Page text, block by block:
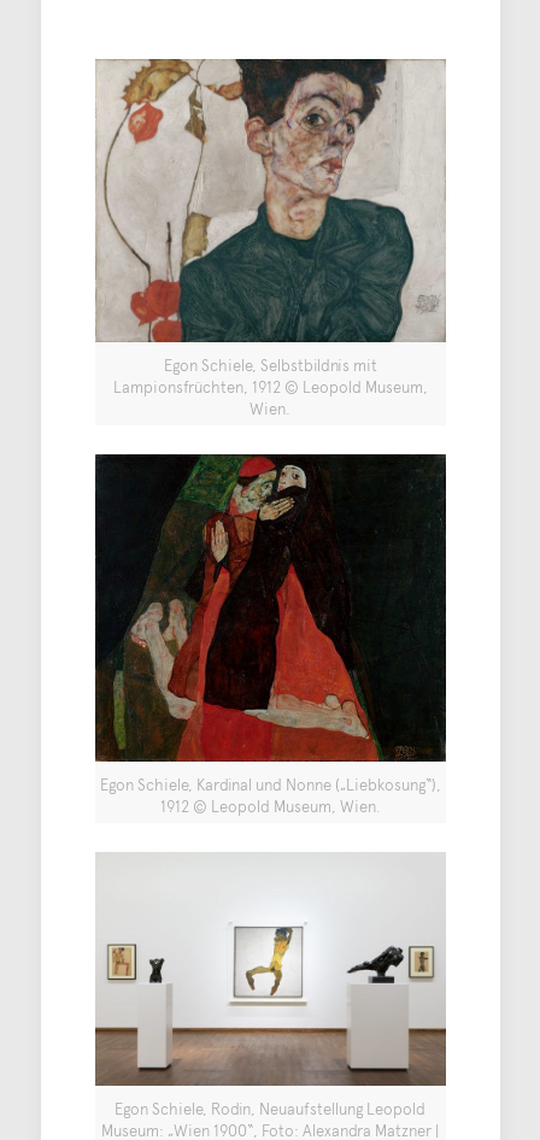
Egon Schiele, Selbstbildnis mit
Lampionsfrüchten, 1912 © Leopold Museum,
Wien.
Egon Schiele, Kardinal und Nonne („Liebkosung“),
1912 © Leopold Museum, Wien.
Egon Schiele, Rodin, Neuaufstellung Leopold
Museum: „Wien 1900“, Foto: Alexandra Matzner |